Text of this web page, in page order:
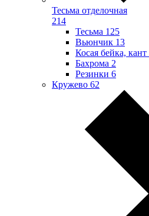
Тесьма отделочная
214
Тесьма 125
Вьюнчик 13
Косая бейка, кант
Бахрома 2
Резинки 6
Кружево 62